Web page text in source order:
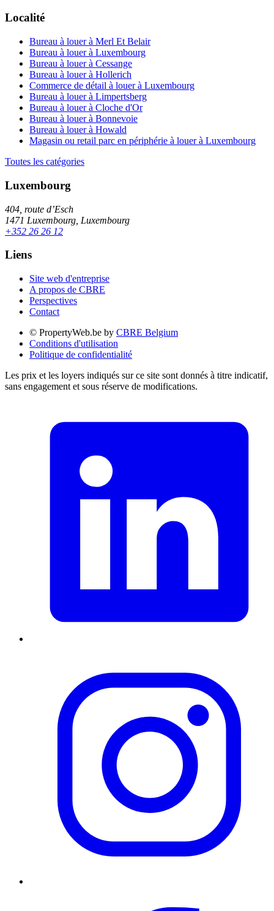
Localité
Bureau à louer à Merl Et Belair
Bureau à louer à Luxembourg
Bureau à louer à Cessange
Bureau à louer à Hollerich
Commerce de détail à louer à Luxembourg
Bureau à louer à Limpertsberg
Bureau à louer à Cloche d'Or
Bureau à louer à Bonnevoie
Bureau à louer à Howald
Magasin ou retail parc en périphérie à louer à Luxembourg
Toutes les catégories
Luxembourg
404, route d’Esch
1471 Luxembourg, Luxembourg
+352 26 26 12
Liens
Site web d'entreprise
A propos de CBRE
Perspectives
Contact
© PropertyWeb.be by CBRE Belgium
Conditions d'utilisation
Politique de confidentialité
Les prix et les loyers indiqués sur ce site sont donnés à titre indicatif,
sans engagement et sous réserve de modifications.